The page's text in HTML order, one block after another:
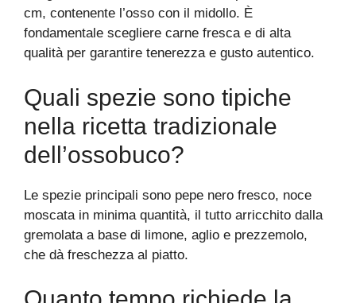
cm, contenente l’osso con il midollo. È
fondamentale scegliere carne fresca e di alta
qualità per garantire tenerezza e gusto autentico.
Quali spezie sono tipiche
nella ricetta tradizionale
dell’ossobuco?
Le spezie principali sono pepe nero fresco, noce
moscata in minima quantità, il tutto arricchito dalla
gremolata a base di limone, aglio e prezzemolo,
che dà freschezza al piatto.